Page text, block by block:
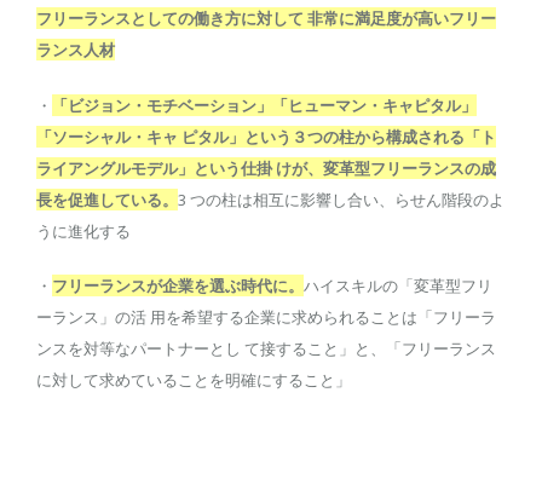
フリーランスとしての働き方に対して 非常に満足度が高いフリー
ランス人材
・
「ビジョン・モチベーション」「ヒューマン・キャピタル」
「ソーシャル・キャ ピタル」という３つの柱から構成される「ト
ライアングルモデル」という仕掛 けが、変革型フリーランスの成
長を促進している。 3 つの柱は相互に影響し合い、らせん階段のよ
うに進化する
・ フリーランスが企業を選ぶ時代に。 ハイスキルの「変革型フリ
ーランス」の活 用を希望する企業に求められることは「フリーラ
ンスを対等なパートナーとし て接すること」と、「フリーランス
に対して求めていることを明確にすること」